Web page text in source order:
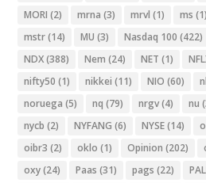
MORI (2) mrna (3) mrvl (1) ms (1)
mstr(14) MU (3) Nasdaq 100 (422)
NDX(388) Nem (24) NET (1)
nifty50 (1) nikkei (11) NIO (60)
noruega (5) nq (79) nrgv(4) nu
nycb (2) NYFANG (6) NYSE(14)
oibr3 (2) oklo (1) Opinion (202)
oxy(24) Paas (31) pags (22)